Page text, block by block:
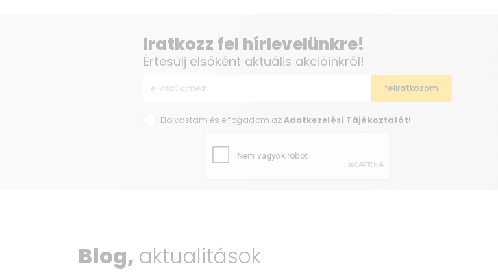
Iratkozz fel hírlevelünkre!
Értesülj elsőként aktuális akcióinkról!
Elolvastam és elfogadom azAdatkezelési Tájékoztatót!
Blog, aktualitások